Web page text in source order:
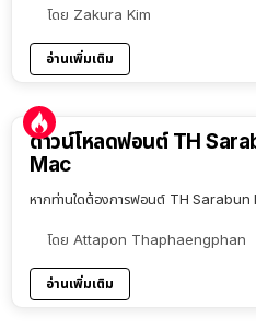
โดย Zakura Kim
อ่านเพิ่มเติม
ดาวน์โหลดฟอนต์ TH
Mac
หากท่านใดต้องการฟอนต์ TH
โดย Attapon Thaphaengphan
อ่านเพิ่มเติม